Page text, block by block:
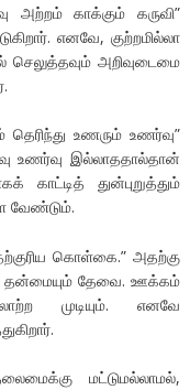
அற்றம் காக்கும் கருவி”
எனவே, குற்றமில்லா
செலுத்தவும் அறிவுடைமை
தெரிந்து உணரும் உணர்வு”
உணர்வு இல்லாததால்தான்
காட்டித் துன்புறுத்தும்
வேண்டும்.
கொள்கை.” அதற்கு
தன்மையும் தேவை. ஊக்கம்
முடியும். எனவே
மட்டுமல்லாமல்,